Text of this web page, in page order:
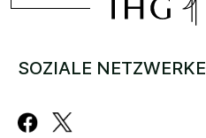
SOZIALE NETZWERKE